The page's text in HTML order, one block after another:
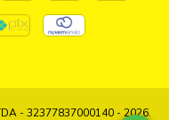
- 32377837000140 - 2026.